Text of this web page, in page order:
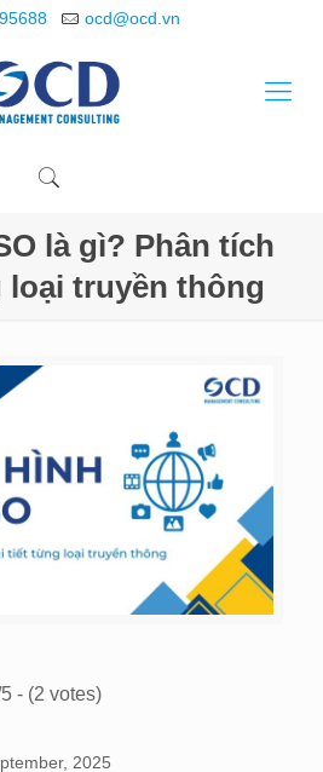
ocd@ocd.vn
là gì? Phân tích
truyền thông
- (2 votes)
2025